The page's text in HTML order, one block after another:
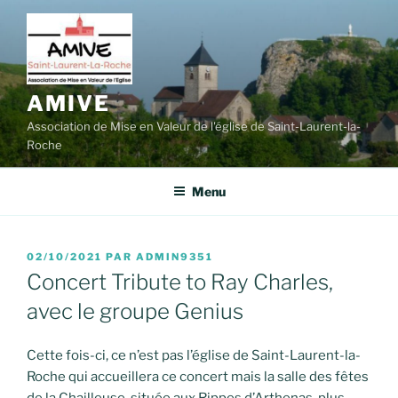
Aller
contenu
principal
AMIVE
Association de Mise en Valeur de l'église de Saint-Laurent-la-
Roche
Menu
PUBLIÉ
LE
02/10/2021 PAR ADMIN9351
Concert Tribute to Ray Charles,
avec le groupe Genius
Cette fois-ci, ce n’est pas l’église de Saint-Laurent-la-
Roche qui accueillera ce concert mais la salle des fêtes